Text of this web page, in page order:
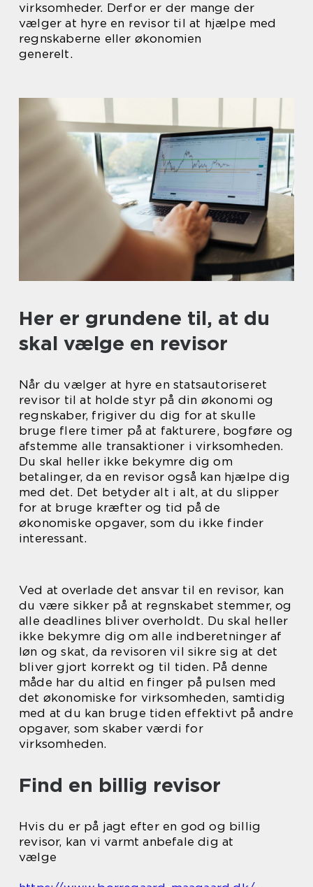
virksomheder. Derfor er der mange der
vælger at hyre en revisor til at hjælpe med
regnskaberne eller økonomien
generelt.
Her er grundene til, at du
skal vælge en revisor
Når du vælger at hyre en statsautoriseret
revisor til at holde styr på din økonomi og
regnskaber, frigiver du dig for at skulle
bruge flere timer på at fakturere, bogføre og
afstemme alle transaktioner i virksomheden.
Du skal heller ikke bekymre dig om
betalinger, da en revisor også kan hjælpe dig
med det. Det betyder alt i alt, at du slipper
for at bruge kræfter og tid på de
økonomiske opgaver, som du ikke finder
interessant.
Ved at overlade det ansvar til en revisor, kan
du være sikker på at regnskabet stemmer, og
alle deadlines bliver overholdt. Du skal heller
ikke bekymre dig om alle indberetninger af
løn og skat, da revisoren vil sikre sig at det
bliver gjort korrekt og til tiden. På denne
måde har du altid en finger på pulsen med
det økonomiske for virksomheden, samtidig
med at du kan bruge tiden effektivt på andre
opgaver, som skaber værdi for
virksomheden.
Find en billig revisor
Hvis du er på jagt efter en god og billig
revisor, kan vi varmt anbefale dig at
vælge